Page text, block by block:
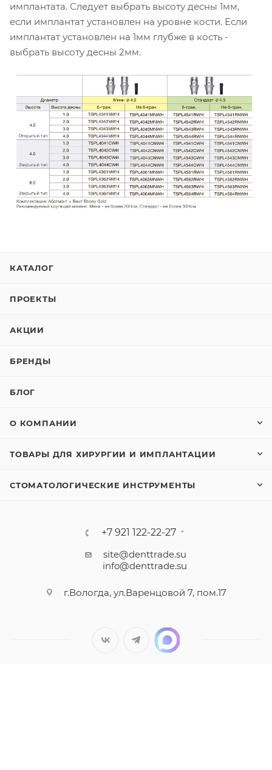
имплантата. Следует выбрать высоту десны 1мм,
если имплантат установлен на уровне кости. Если
имплантат установлен на 1мм глубже в кость -
выбрать высоту десны 2мм.
КАТАЛОГ
ПРОЕКТЫ
АКЦИИ
БРЕНДЫ
БЛОГ
О КОМПАНИИ
ТОВАРЫ ДЛЯ ХИРУРГИИ И ИМПЛАНТАЦИИ
СТОМАТОЛОГИЧЕСКИЕ ИНСТРУМЕНТЫ
+7 921 122-22-27
site@denttrade.su
info@denttrade.su
г.Вологда, ул.Варенцовой 7, пом.17